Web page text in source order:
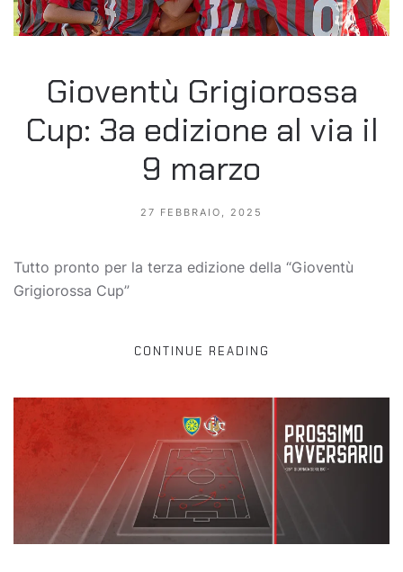
Gioventù Grigiorossa
Cup: 3a edizione al via il
9 marzo
27 FEBBRAIO, 2025
Tutto pronto per la terza edizione della “Gioventù
Grigiorossa Cup”
CONTINUE READING